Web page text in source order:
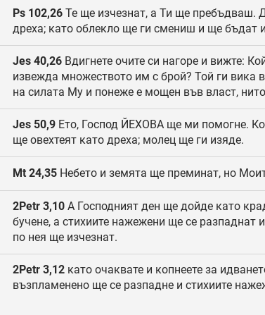
Ps 102,26 Те ще изчезнат, а Ти ще пребъдваш.
дреха; като облекло ще ги смениш и ще бъдат
Jes 40,26 Вдигнете очите си нагоре и вижте:
извежда множеството им с брой? Той ги вика
на силата Му и понеже е мощен във власт,
Jes 50,9 Ето, Господ ЙЕХОВА ще ми помогне.
ще овехтеят като дреха; молец ще ги изяде.
Mt 24,35 Небето и земята ще преминат, но
2Petr 3,10 А Господният ден ще дойде като
бучене, а стихиите нажежени ще се разпаднат
по нея ще изчезнат.
2Petr 3,12 като очаквате и копнеете за
възпламенено ще се разпадне и стихиите